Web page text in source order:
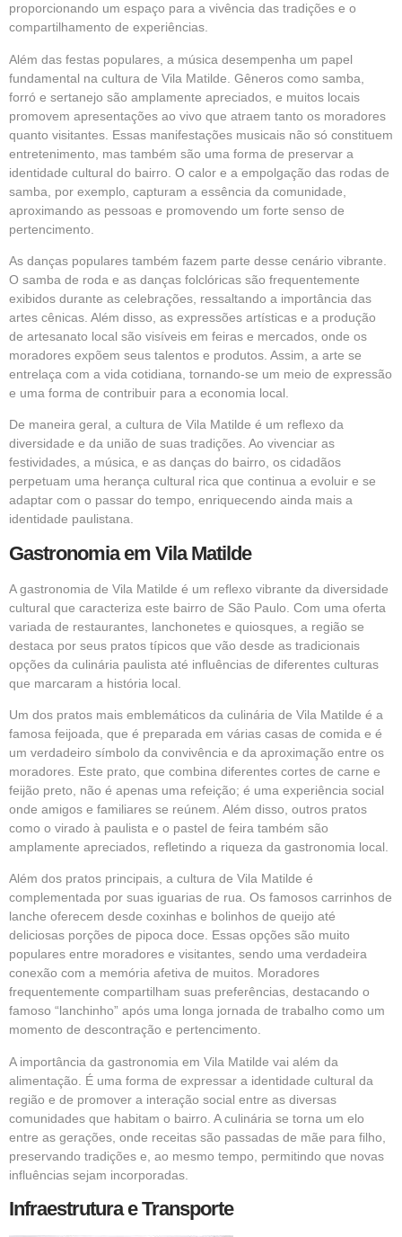
proporcionando um espaço para a vivência das tradições e o
compartilhamento de experiências.
Além das festas populares, a música desempenha um papel
fundamental na cultura de Vila Matilde. Gêneros como samba,
forró e sertanejo são amplamente apreciados, e muitos locais
promovem apresentações ao vivo que atraem tanto os moradores
quanto visitantes. Essas manifestações musicais não só constituem
entretenimento, mas também são uma forma de preservar a
identidade cultural do bairro. O calor e a empolgação das rodas de
samba, por exemplo, capturam a essência da comunidade,
aproximando as pessoas e promovendo um forte senso de
pertencimento.
As danças populares também fazem parte desse cenário vibrante.
O samba de roda e as danças folclóricas são frequentemente
exibidos durante as celebrações, ressaltando a importância das
artes cênicas. Além disso, as expressões artísticas e a produção
de artesanato local são visíveis em feiras e mercados, onde os
moradores expõem seus talentos e produtos. Assim, a arte se
entrelaça com a vida cotidiana, tornando-se um meio de expressão
e uma forma de contribuir para a economia local.
De maneira geral, a cultura de Vila Matilde é um reflexo da
diversidade e da união de suas tradições. Ao vivenciar as
festividades, a música, e as danças do bairro, os cidadãos
perpetuam uma herança cultural rica que continua a evoluir e se
adaptar com o passar do tempo, enriquecendo ainda mais a
identidade paulistana.
Gastronomia em Vila Matilde
A gastronomia de Vila Matilde é um reflexo vibrante da diversidade
cultural que caracteriza este bairro de São Paulo. Com uma oferta
variada de restaurantes, lanchonetes e quiosques, a região se
destaca por seus pratos típicos que vão desde as tradicionais
opções da culinária paulista até influências de diferentes culturas
que marcaram a história local.
Um dos pratos mais emblemáticos da culinária de Vila Matilde é a
famosa feijoada, que é preparada em várias casas de comida e é
um verdadeiro símbolo da convivência e da aproximação entre os
moradores. Este prato, que combina diferentes cortes de carne e
feijão preto, não é apenas uma refeição; é uma experiência social
onde amigos e familiares se reúnem. Além disso, outros pratos
como o virado à paulista e o pastel de feira também são
amplamente apreciados, refletindo a riqueza da gastronomia local.
Além dos pratos principais, a cultura de Vila Matilde é
complementada por suas iguarias de rua. Os famosos carrinhos de
lanche oferecem desde coxinhas e bolinhos de queijo até
deliciosas porções de pipoca doce. Essas opções são muito
populares entre moradores e visitantes, sendo uma verdadeira
conexão com a memória afetiva de muitos. Moradores
frequentemente compartilham suas preferências, destacando o
famoso “lanchinho” após uma longa jornada de trabalho como um
momento de descontração e pertencimento.
A importância da gastronomia em Vila Matilde vai além da
alimentação. É uma forma de expressar a identidade cultural da
região e de promover a interação social entre as diversas
comunidades que habitam o bairro. A culinária se torna um elo
entre as gerações, onde receitas são passadas de mãe para filho,
preservando tradições e, ao mesmo tempo, permitindo que novas
influências sejam incorporadas.
Infraestrutura e Transporte